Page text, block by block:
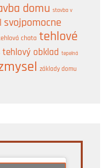
domu stavba v
svojpomocne
chata tehlové
tehlový obklad tepelná
základy domu